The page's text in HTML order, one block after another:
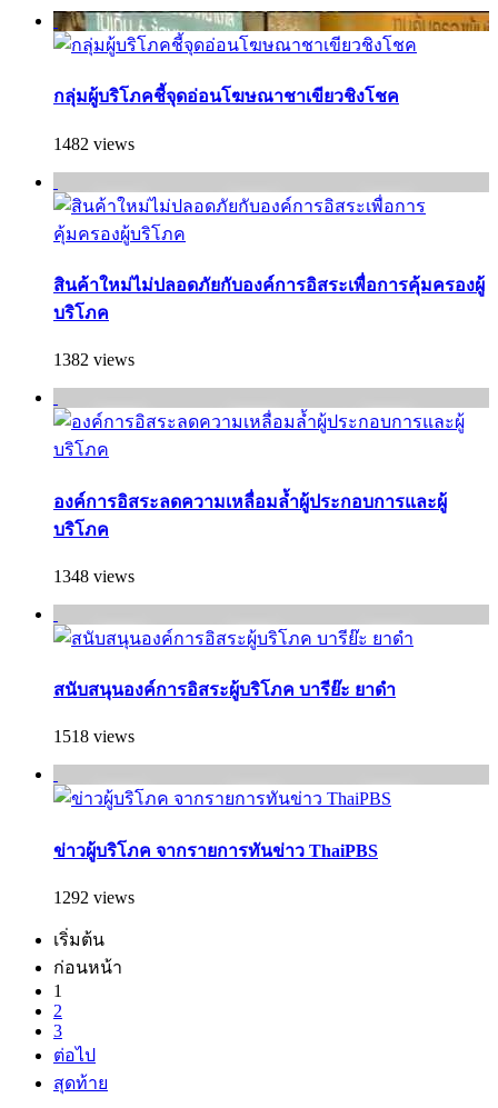
กลุ่มผู้บริโภคชี้จุดอ่อนโฆษณาชาเขียวชิงโชค
1482 views
สินค้าใหม่ไม่ปลอดภัยกับองค์การอิสระเพื่อการคุ้มครองผู้
บริโภค
1382 views
องค์การอิสระลดความเหลื่อมล้ำผู้ประกอบการและผู้
บริโภค
1348 views
สนับสนุนองค์การอิสระผู้บริโภค บารีย๊ะ ยาดำ
1518 views
ข่าวผู้บริโภค จากรายการทันข่าว ThaiPBS
1292 views
เริ่มต้น
ก่อนหน้า
1
2
3
ต่อไป
สุดท้าย